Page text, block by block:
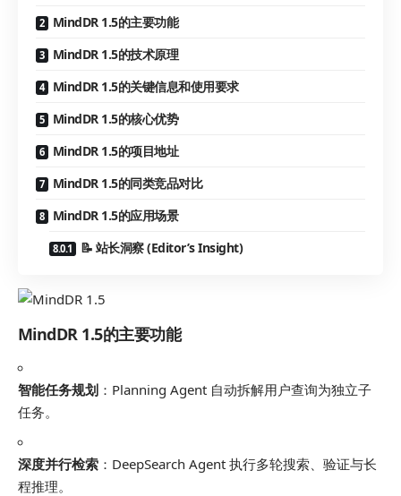
MindDR 1.5的主要功能
MindDR 1.5的技术原理
MindDR 1.5的关键信息和使用要求
MindDR 1.5的核心优势
MindDR 1.5的项目地址
MindDR 1.5的同类竞品对比
MindDR 1.5的应用场景
📝 站长洞察 (Editor’s Insight)
MindDR 1.5的主要功能
智能任务规划 ：Planning Agent 自动拆解用户查询为独立子
任务。
深度并行检索 ：DeepSearch Agent 执行多轮搜索、验证与长
程推理。